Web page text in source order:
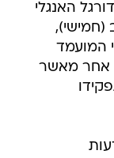
האנגלי
(חמישי),
המועמד
אחר מאשר